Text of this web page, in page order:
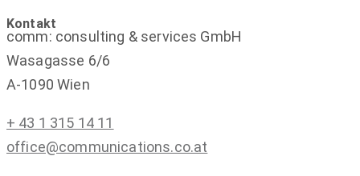
Kontakt
comm: consulting & services GmbH
Wasagasse 6/6
A-1090 Wien
+ 43 1 315 14 11
office@communications.co.at